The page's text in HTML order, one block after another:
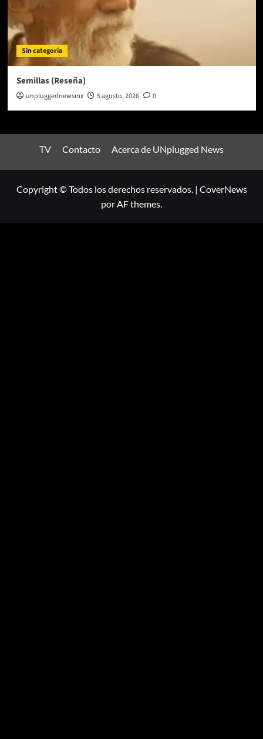
Sin categoría
Semillas (Reseña)
unpluggednewsmx 5 agosto, 2026 0
TV Contacto Acerca de UNplugged News
Copyright © Todos los derechos reservados. | CoverNews
por AF themes.